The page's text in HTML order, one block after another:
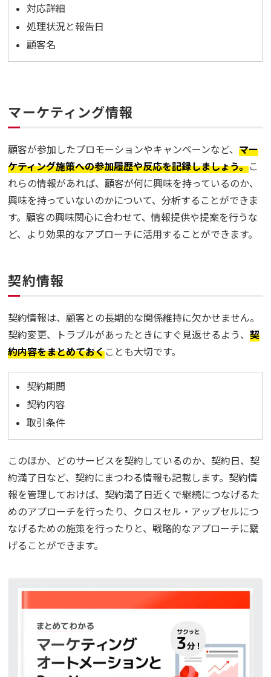
対応詳細
処理状況と報告日
顧客名
マーケティング情報
顧客が参加したプロモーションやキャンペーンなど、マー
ケティング施策への参加履歴や反応を記録しましょう。こ
れらの情報があれば、顧客が何に興味を持っているのか、
興味を持っていないのかについて、分析することができま
す。顧客の興味関心に合わせて、情報提供や提案を行うな
ど、より効果的なアプローチに活用することができます。
契約情報
契約情報は、顧客との長期的な関係維持に欠かせません。
契約変更、トラブルがあったときにすぐ見返せるよう、契
約内容をまとめておくことも大切です。
契約期間
契約内容
取引条件
このほか、どのサービスを契約しているのか、契約日、契
約満了日など、契約にまつわる情報も記載します。契約情
報を管理しておけば、契約満了日近くで継続につなげるた
めのアプローチを行ったり、クロスセル・アップセルにつ
なげるための施策を行ったりと、戦略的なアプローチに繋
げることができます。